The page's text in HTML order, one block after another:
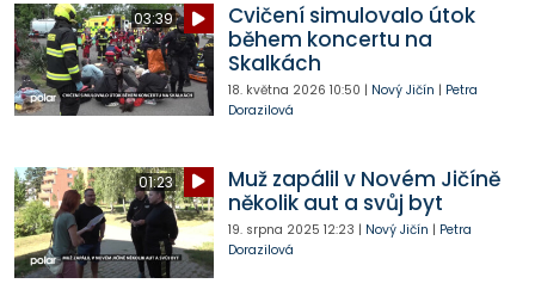
03:39
Cvičení simulovalo útok
během koncertu na
Skalkách
18. května 2026 10:50 | Nový Jičín | Petra
Dorazilová
01:23
Muž zapálil v Novém Jičíně
několik aut a svůj byt
19. srpna 2025 12:23 | Nový Jičín | Petra
Dorazilová